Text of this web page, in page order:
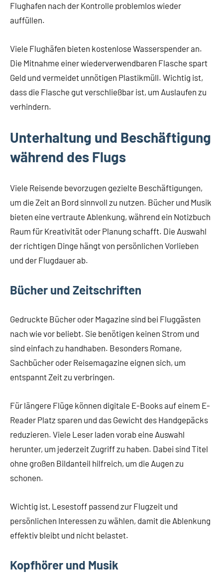
Flughafen nach der Kontrolle problemlos wieder
auffüllen.
Viele Flughäfen bieten kostenlose Wasserspender an.
Die Mitnahme einer wiederverwendbaren Flasche spart
Geld und vermeidet unnötigen Plastikmüll. Wichtig ist,
dass die Flasche gut verschließbar ist, um Auslaufen zu
verhindern.
Unterhaltung und Beschäftigung
während des Flugs
Viele Reisende bevorzugen gezielte Beschäftigungen,
um die Zeit an Bord sinnvoll zu nutzen. Bücher und Musik
bieten eine vertraute Ablenkung, während ein Notizbuch
Raum für Kreativität oder Planung schafft. Die Auswahl
der richtigen Dinge hängt von persönlichen Vorlieben
und der Flugdauer ab.
Bücher und Zeitschriften
Gedruckte Bücher oder Magazine sind bei Fluggästen
nach wie vor beliebt. Sie benötigen keinen Strom und
sind einfach zu handhaben. Besonders Romane,
Sachbücher oder Reisemagazine eignen sich, um
entspannt Zeit zu verbringen.
Für längere Flüge können digitale E-Books auf einem E-
Reader Platz sparen und das Gewicht des Handgepäcks
reduzieren. Viele Leser laden vorab eine Auswahl
herunter, um jederzeit Zugriff zu haben. Dabei sind Titel
ohne großen Bildanteil hilfreich, um die Augen zu
schonen.
Wichtig ist, Lesestoff passend zur Flugzeit und
persönlichen Interessen zu wählen, damit die Ablenkung
effektiv bleibt und nicht belastet.
Kopfhörer und Musik